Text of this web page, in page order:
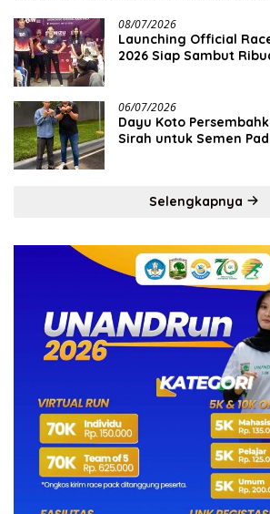
08/07/2026
Launching Official
2026 Siap Sambut
06/07/2026
Dayu Koto
Sirah untuk Semen
Selengkapnya